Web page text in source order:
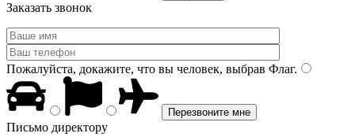
Заказать звонок
Пожалуйста, докажите, что вы человек, выбрав Флаг.
Письмо директору